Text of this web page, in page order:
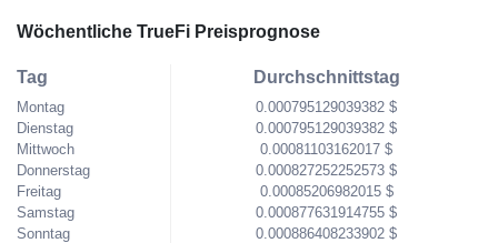
Wöchentliche TrueFi Preisprognose
Tag
Montag
Dienstag
Mittwoch
Donnerstag
Freitag
Samstag
Sonntag
Durchschnittstag
0.000795129039382 $
0.000795129039382 $
0.00081103162017 $
0.000827252252573 $
0.00085206982015 $
0.000877631914755 $
0.000886408233902 $